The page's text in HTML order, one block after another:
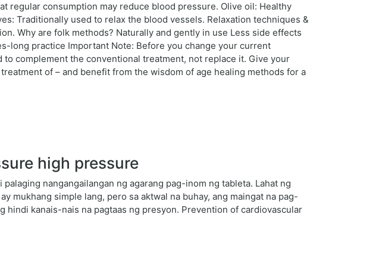
regular consumption may reduce blood pressure. Olive oil: Healthy
Traditionally used to relax the blood vessels. Relaxation techniques &
Why are folk methods? Naturally and gently in use Less side effects
long practice Important Note: Before you change your current
complement the conventional treatment, not replace it. Give your
of – and benefit from the wisdom of age healing methods for a
high pressure
nangangailangan ng agarang pag-inom ng tableta. Lahat ng
mukhang simple lang, pero sa aktwal na buhay, ang maingat na pag-
hindi kanais-nais na pagtaas ng presyon. Prevention of cardiovascular